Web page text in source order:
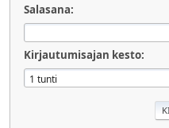
Salasana:
Kirjautumisajan kesto: